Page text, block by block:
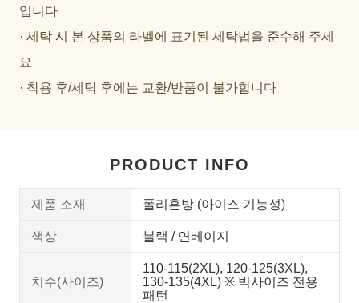
입니다
· 세탁 시 본 상품의 라벨에 표기된 세탁법을 준수해 주세
요
· 착용 후/세탁 후에는 교환/반품이 불가합니다
PRODUCT INFO
제품 소재 폴리혼방 (아이스 기능성)
색상 블랙 / 연베이지
치수(사이즈)
110-115(2XL), 120-125(3XL),
130-135(4XL) ※ 빅사이즈 전용
패턴